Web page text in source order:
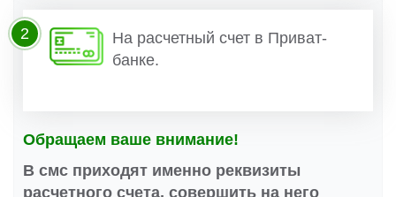
На расчетный счет в Приват-
банке.
2
Обращаем ваше внимание!
В смс приходят именно реквизиты
расчетного счета, совершить на него